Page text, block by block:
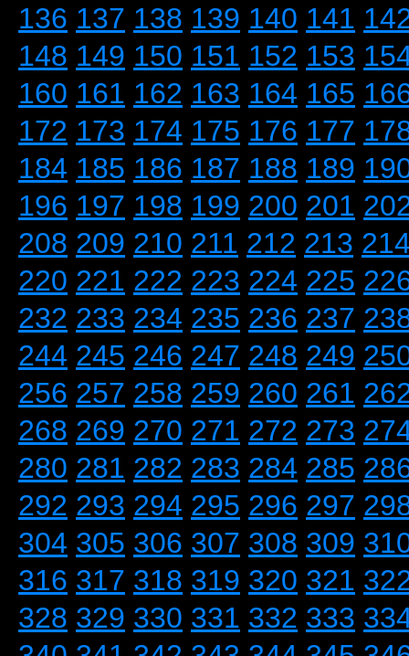
136 137 138 139 140 141
148 149 150 151 152 153
160 161 162 163 164 165
172 173 174 175 176 177
184 185 186 187 188 189
196 197 198 199 200 201
208 209 210 211 212 213
220 221 222 223 224 225
232 233 234 235 236 237
244 245 246 247 248 249
256 257 258 259 260 261
268 269 270 271 272 273
280 281 282 283 284 285
292 293 294 295 296 297
304 305 306 307 308 309
316 317 318 319 320 321
328 329 330 331 332 333